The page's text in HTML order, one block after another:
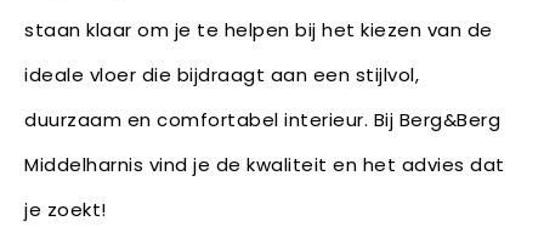
staan klaar om je te helpen bij het kiezen van de
ideale vloer die bijdraagt aan een stijlvol,
duurzaam en comfortabel interieur. Bij Berg&Berg
Middelharnis vind je de kwaliteit en het advies dat
je zoekt!